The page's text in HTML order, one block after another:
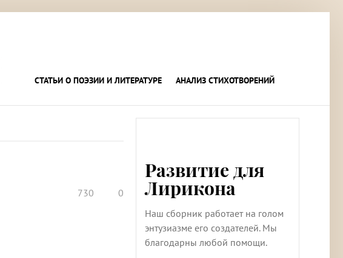
СТАТЬИ О ПОЭЗИИ И ЛИТЕРАТУРЕ АНАЛИЗ СТИХОТВОРЕНИЙ
730 0
Развитие для
Лирикона
Наш сборник работает на голом
энтузиазме его создателей. Мы
благодарны любой помощи.